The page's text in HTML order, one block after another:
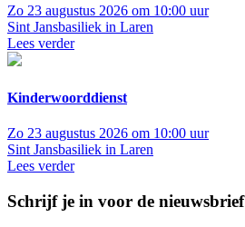
Zo 23 augustus 2026 om 10:00 uur
Sint Jansbasiliek in Laren
Lees verder
Kinderwoorddienst
Zo 23 augustus 2026 om 10:00 uur
Sint Jansbasiliek in Laren
Lees verder
Schrijf je in voor de nieuwsbrief